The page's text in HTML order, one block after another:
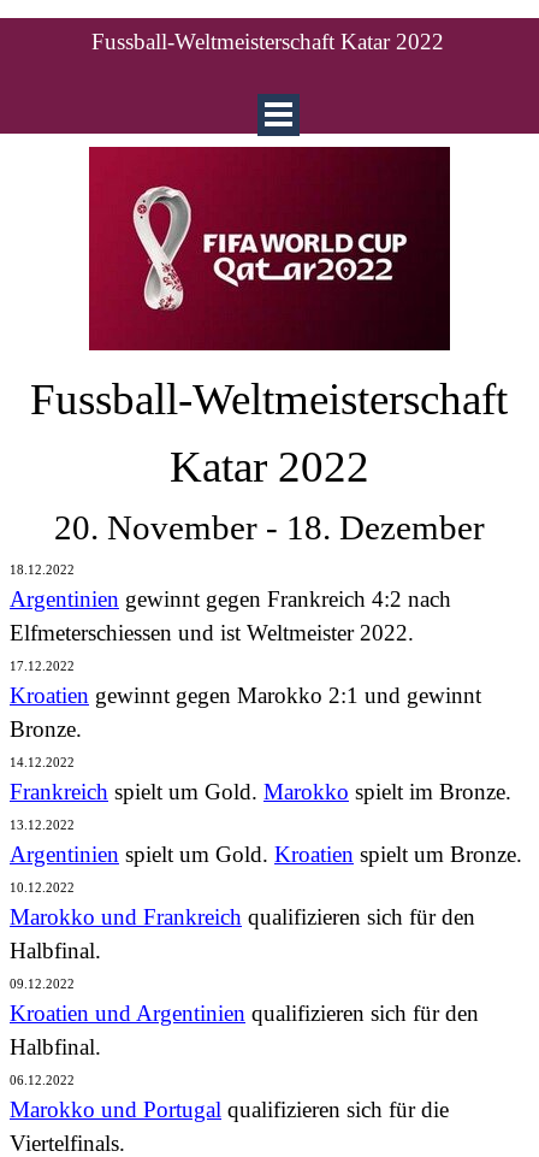
Fussball-Weltmeisterschaft Katar 2022
Fussball-Weltmeisterschaft
Katar 2022
20. November - 18. Dezember
18.12.2022
Argentinien gewinnt gegen Frankreich 4:2 nach
Elfmeterschiessen und ist Weltmeister 2022.
17.12.2022
Kroatien gewinnt gegen Marokko 2:1 und gewinnt
Bronze.
14.12.2022
Frankreich spielt um Gold. Marokko spielt im Bronze.
13.12.2022
Argentinien spielt um Gold. Kroatien spielt um Bronze.
10.12.2022
Marokko und Frankreich qualifizieren sich für den
Halbfinal.
09.12.2022
Kroatien und Argentinien qualifizieren sich für den
Halbfinal.
06.12.2022
Marokko und Portugal qualifizieren sich für die
Viertelfinals.